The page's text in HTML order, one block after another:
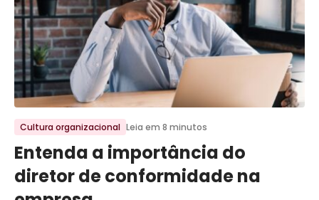
Cultura organizacional Leia em 8 minutos
Entenda a importância do
diretor de conformidade na